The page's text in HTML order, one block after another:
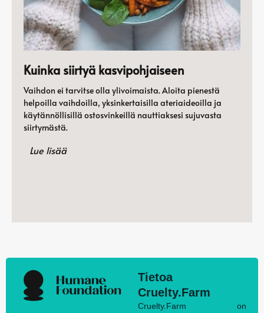
Kuinka siirtyä kasvipohjaiseen
Vaihdon ei tarvitse olla ylivoimaista. Aloita pienestä
helpoilla vaihdoilla, yksinkertaisilla ateriaideoilla ja
käytännöllisillä ostosvinkeillä nauttiaksesi sujuvasta
siirtymästä.
Lue lisää
Tietoa
Cruelty.Farm
Cruelty.Farm on